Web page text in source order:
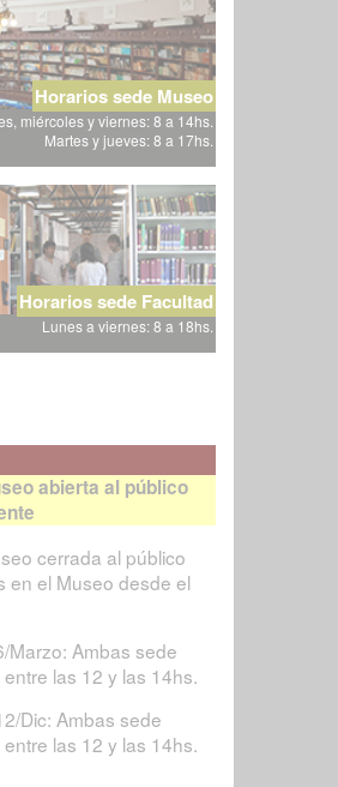
Horarios sede Museo
miércoles y viernes: 8 a 14hs.
Martes y jueves: 8 a 17hs.
Horarios sede Facultad
Lunes a viernes: 8 a 18hs.
abierta al público
cerrada al público
en el Museo desde el
Marzo: Ambas sede
las 12 y las 14hs.
Dic: Ambas sede
las 12 y las 14hs.